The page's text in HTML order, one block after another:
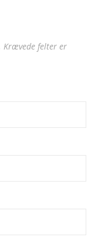
Krævede felter er